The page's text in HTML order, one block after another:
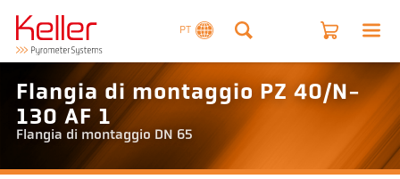
PT
Flangia di montaggio PZ 40/N-
130 AF 1
Flangia di montaggio DN 65